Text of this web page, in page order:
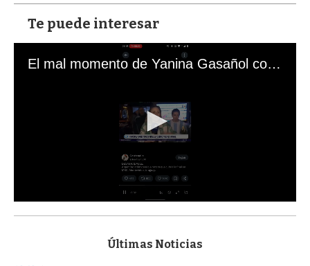
Te puede interesar
El mal momento de Yanina Gasañol con un hincha argentino en "Subrayado"
s
Últimas Noticias